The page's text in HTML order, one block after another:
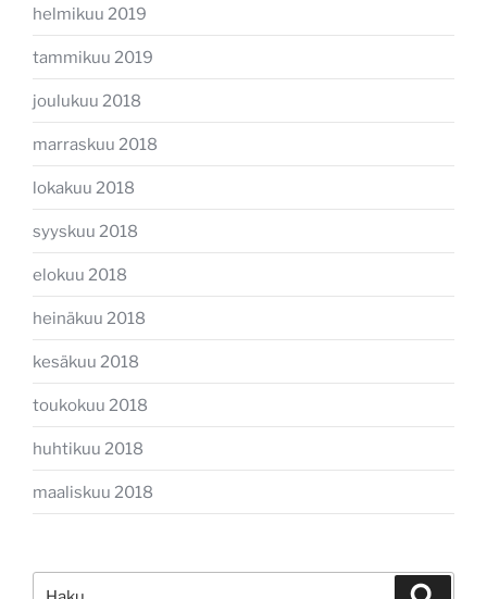
helmikuu 2019
tammikuu 2019
joulukuu 2018
marraskuu 2018
lokakuu 2018
syyskuu 2018
elokuu 2018
heinäkuu 2018
kesäkuu 2018
toukokuu 2018
huhtikuu 2018
maaliskuu 2018